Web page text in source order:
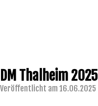
DM Thalheim 2025
Veröffentlicht am 16.06.2025